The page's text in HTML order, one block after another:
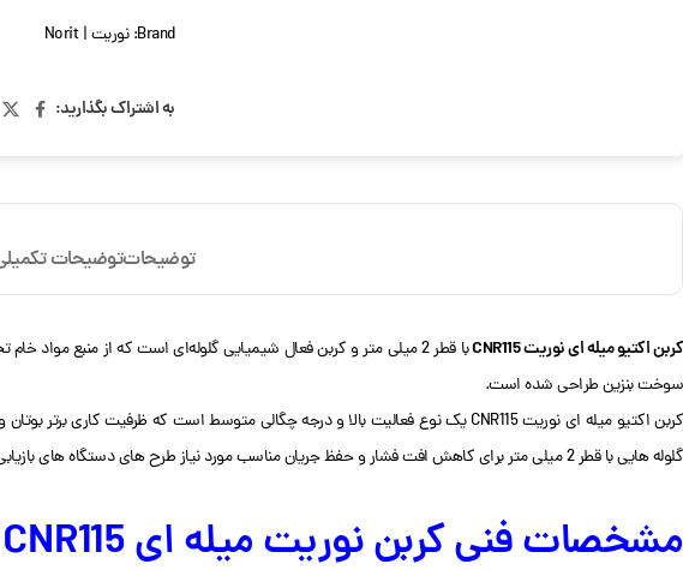
Brand: نوریت | Norit
به اشتراک بگذارید:
توضیحاتتوضیحات
کربن اکتیو میله ای نوریت CNR115
با قطر 2 میلی متر و کربن فعال شیمیایی گلوله‌ای است که از منبع
سوخت بنزین طراحی شده است.
گلوله هایی با قطر 2 میلی متر برای کاهش افت فشار و حفظ جریان مناسب مورد نیاز طرح های دستگاه های بازیابی بخار بنزین مدرن تولید می شود.
مشخصات فنی کربن نوریت میله ای